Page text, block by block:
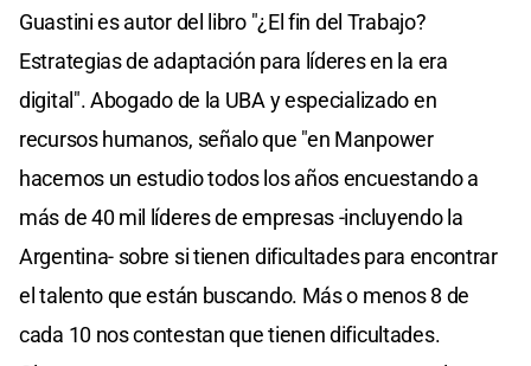
Guastini es autor del libro "¿El fin del Trabajo?
Estrategias de adaptación para líderes en la era
digital". Abogado de la UBA y especializado en
recursos humanos, señalo que "en Manpower
hacemos un estudio todos los años encuestando a
más de 40 mil líderes de empresas -incluyendo la
Argentina- sobre si tienen dificultades para encontrar
el talento que están buscando. Más o menos 8 de
cada 10 nos contestan que tienen dificultades.